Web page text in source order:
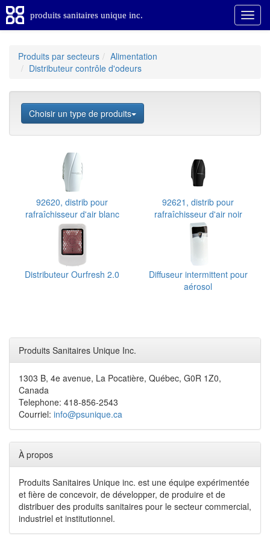
produits sanitaires unique inc.
Produits par secteurs
Alimentation
Distributeur contrôle d'odeurs
Choisir un type de produits
92620, distrib pour
rafraîchisseur d'air blanc
92621, distrib pour
rafraîchisseur d'air noir
Distributeur Ourfresh 2.0
Diffuseur intermittent pour
aérosol
Produits Sanitaires Unique Inc.
1303 B, 4e avenue, La Pocatière, Québec, G0R 1Z0,
Canada
Telephone: 418-856-2543
Courriel: info@psunique.ca
À propos
Produits Sanitaires Unique inc. est une équipe expérimentée
et fière de concevoir, de développer, de produire et de
distribuer des produits sanitaires pour le secteur commercial,
industriel et institutionnel.